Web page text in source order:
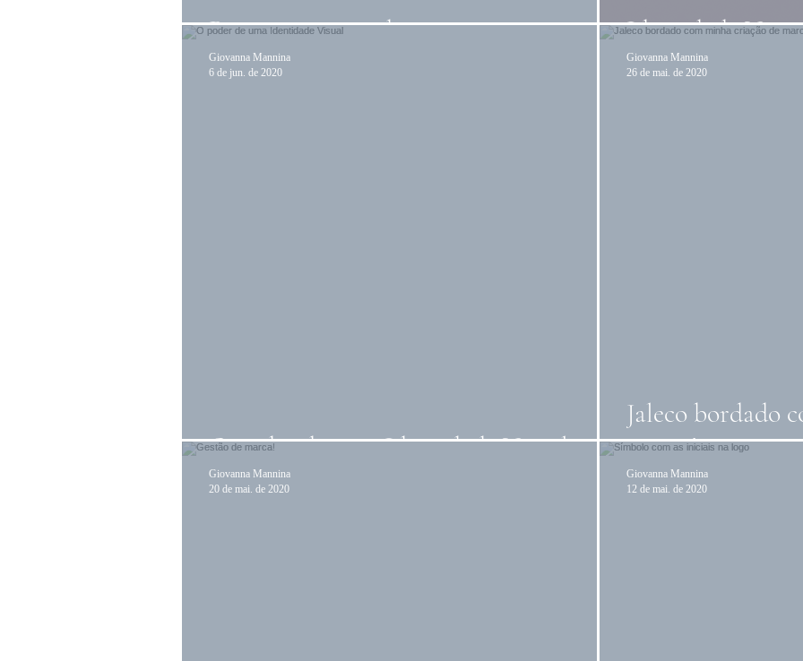
Posicionamento de marca Identidade
O poder de uma Identidade Visual
Giovanna Mannina
6 de jun. de 2020
Jaleco bordado
marca!
Giovanna Mannina
26 de mai. de 2020
Giovanna Mannina
20 de mai. de 2020
Giovanna Mannina
12 de mai. de 2020